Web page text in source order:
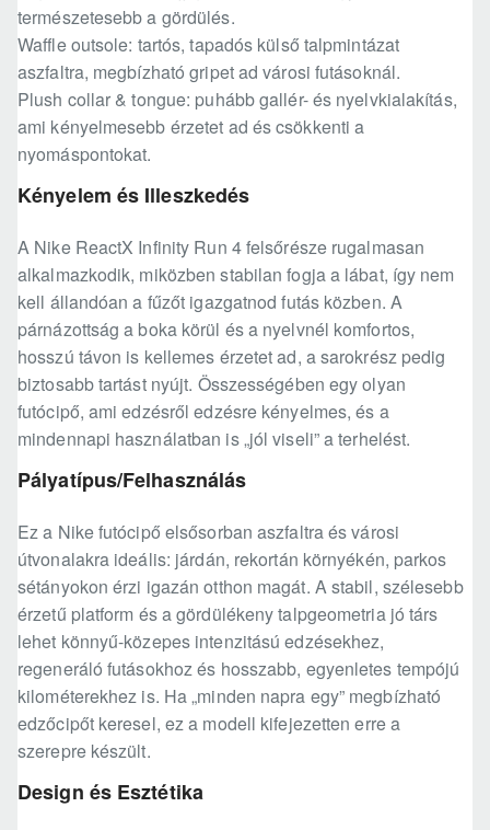
természetesebb a gördülés.
Waffle outsole: tartós, tapadós külső talpmintázat
aszfaltra, megbízható gripet ad városi futásoknál.
Plush collar & tongue: puhább gallér- és nyelvkialakítás,
ami kényelmesebb érzetet ad és csökkenti a
nyomáspontokat.
Kényelem és Illeszkedés
A Nike ReactX Infinity Run 4 felsőrésze rugalmasan
alkalmazkodik, miközben stabilan fogja a lábat, így nem
kell állandóan a fűzőt igazgatnod futás közben. A
párnázottság a boka körül és a nyelvnél komfortos,
hosszú távon is kellemes érzetet ad, a sarokrész pedig
biztosabb tartást nyújt. Összességében egy olyan
futócipő, ami edzésről edzésre kényelmes, és a
mindennapi használatban is „jól viseli” a terhelést.
Pályatípus/Felhasználás
Ez a Nike futócipő elsősorban aszfaltra és városi
útvonalakra ideális: járdán, rekortán környékén, parkos
sétányokon érzi igazán otthon magát. A stabil, szélesebb
érzetű platform és a gördülékeny talpgeometria jó társ
lehet könnyű-közepes intenzitású edzésekhez,
regeneráló futásokhoz és hosszabb, egyenletes tempójú
kilométerekhez is. Ha „minden napra egy” megbízható
edzőcipőt keresel, ez a modell kifejezetten erre a
szerepre készült.
Design és Esztétika